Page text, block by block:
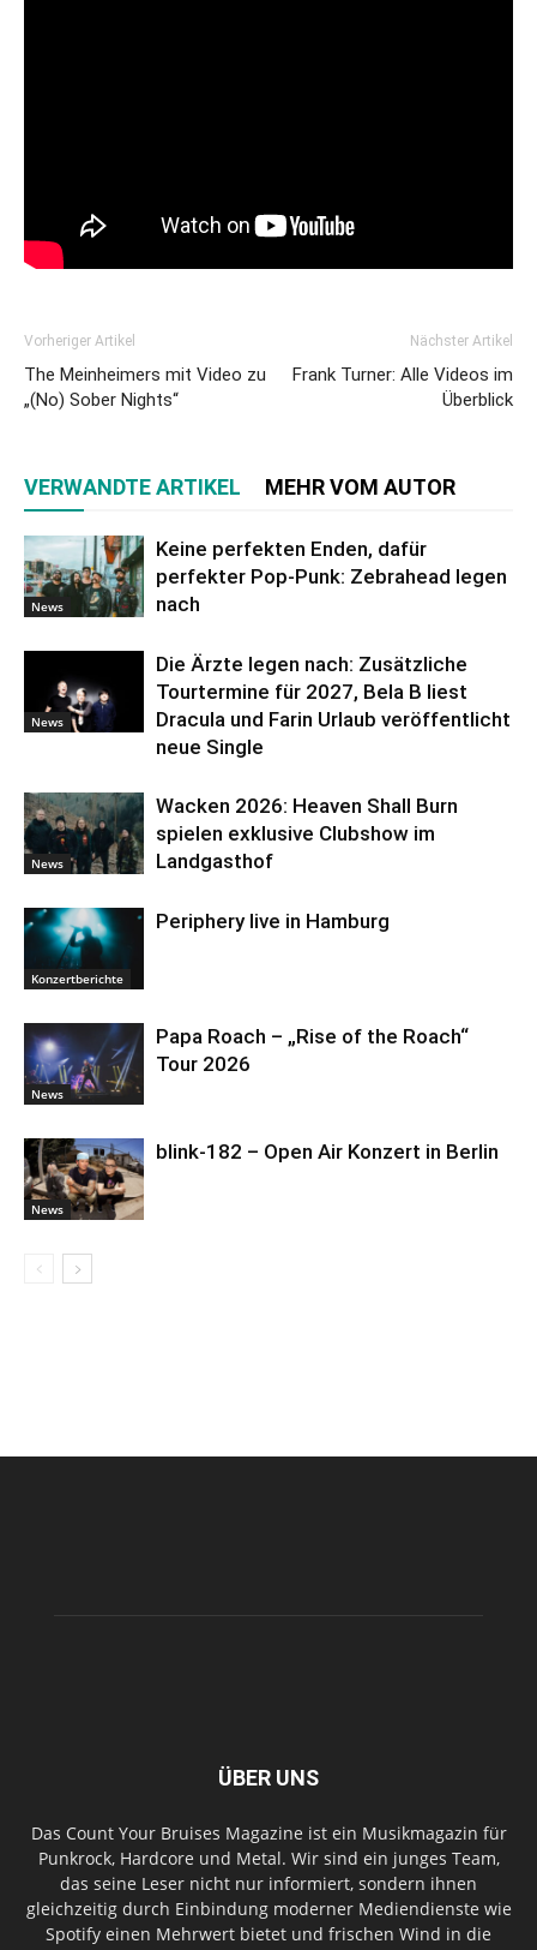
Vorheriger Artikel
The Meinheimers mit Video zu
„(No) Sober Nights“
Nächster Artikel
Frank Turner: Alle Videos im
Überblick
VERWANDTE ARTIKEL MEHR VOM AUTOR
News
Keine perfekten Enden, dafür
perfekter Pop-Punk: Zebrahead legen
nach
News
Die Ärzte legen nach: Zusätzliche
Tourtermine für 2027, Bela B liest
Dracula und Farin Urlaub veröffentlicht
neue Single
News
Wacken 2026: Heaven Shall Burn
spielen exklusive Clubshow im
Landgasthof
Konzertberichte
Periphery live in Hamburg
News
Papa Roach – „Rise of the Roach“
Tour 2026
News
blink-182 – Open Air Konzert in Berlin
ÜBER UNS
Das Count Your Bruises Magazine ist ein Musikmagazin für
Punkrock, Hardcore und Metal. Wir sind ein junges Team,
das seine Leser nicht nur informiert, sondern ihnen
gleichzeitig durch Einbindung moderner Mediendienste wie
Spotify einen Mehrwert bietet und frischen Wind in die